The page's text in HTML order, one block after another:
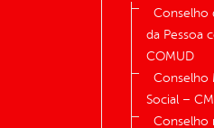
Conselho
da Pessoa
COMUD
Conselho
Social –
Conselho